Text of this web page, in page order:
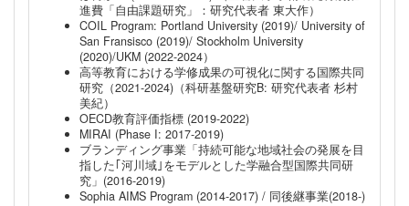
進費「自由課題研究」：研究代表者 東大作）
COIL Program: Portland University (2019)/ University of
San Fransisco (2019)/ Stockholm University
(2020)/UKM (2022-2024）
高等教育における学修成果の可視化に関する国際共同
研究（2021-2024)（科研基盤研究B: 研究代表者 杉村
美紀）
OECD教育評価指標 (2019-2022)
MIRAI (Phase I: 2017-2019)
ブランディング事業「持続可能な地域社会の発展を目
指した｢河川域｣をモデルとした学融合型国際共同研
究」(2016-2019)
Sophia AIMS Program (2014-2017) / 同後継事業(2018-)